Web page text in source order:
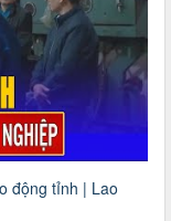
động tỉnh | Lao